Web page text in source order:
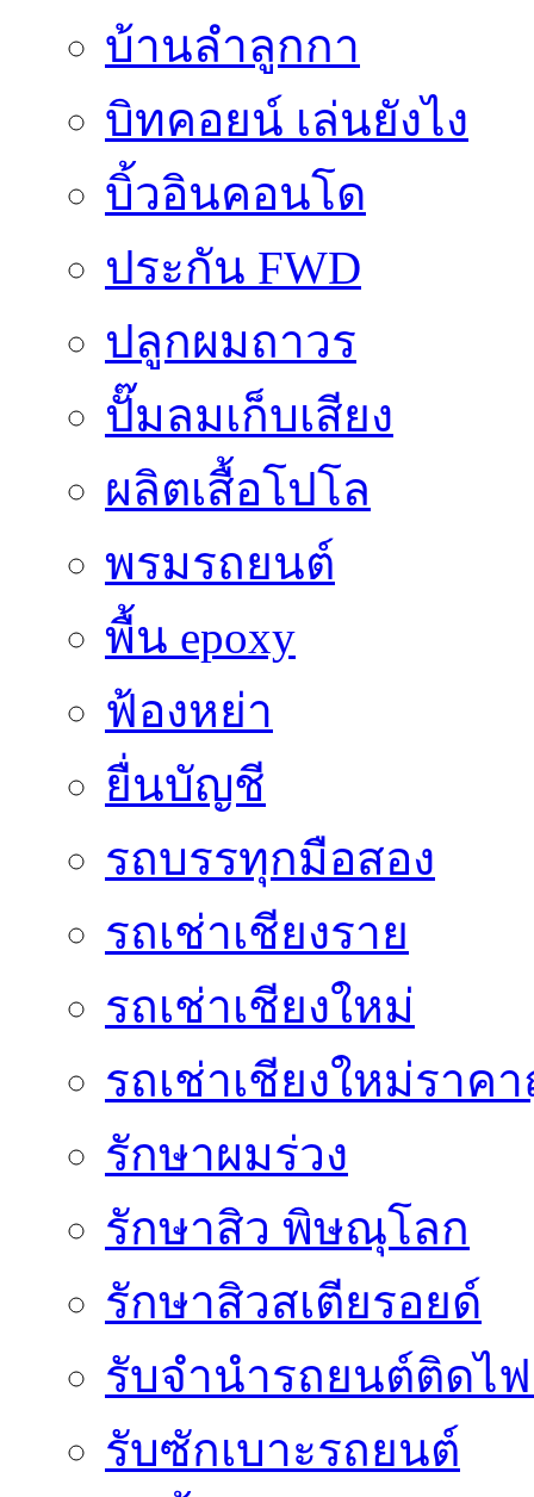
บ้านลำลูกกา
บิทคอยน์ เล่นยังไง
บิ้วอินคอนโด
ประกัน FWD
ปลูกผมถาวร
ปั๊มลมเก็บเสียง
ผลิตเสื้อโปโล
พรมรถยนต์
พื้น epoxy
ฟ้องหย่า
ยื่นบัญชี
รถบรรทุกมือสอง
รถเช่าเชียงราย
รถเช่าเชียงใหม่
รถเช่าเชียงใหม่ราค
รักษาผมร่วง
รักษาสิว พิษณุโลก
รักษาสิวสเตียรอยด์
รับจํานํารถยนต์ติดไ
รับซักเบาะรถยนต์